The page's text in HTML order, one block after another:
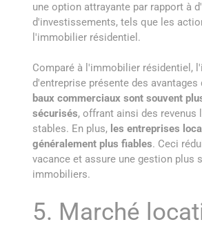
une option attrayante par rapport à
d'investissements, tels que les
l'immobilier résidentiel.
Comparé à l'immobilier résidentiel,
d'entreprise présente des
baux commerciaux sont souvent
sécurisés, offrant ainsi des revenus
stables. En plus, les entreprises
généralement plus fiables. Ceci
vacance et assure une gestion plus
immobiliers.
5. Marché